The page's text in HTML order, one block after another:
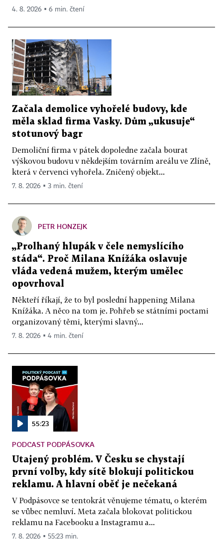
4. 8. 2026 ▪ 6 min. čtení
Začala demolice vyhořelé budovy, kde
měla sklad firma Vasky. Dům „ukusuje“
stotunový bagr
Demoliční firma v pátek dopoledne začala bourat
výškovou budovu v někdejším továrním areálu ve Zlíně,
která v červenci vyhořela. Zničený objekt...
7. 8. 2026 ▪ 3 min. čtení
PETR HONZEJK
„Prolhaný hlupák v čele nemyslícího
stáda“. Proč Milana Knížáka oslavuje
vláda vedená mužem, kterým umělec
opovrhoval
Někteří říkají, že to byl poslední happening Milana
Knížáka. A něco na tom je. Pohřeb se státními poctami
organizovaný těmi, kterými slavný...
7. 8. 2026 ▪ 4 min. čtení
55:23
PODCAST PODPÁSOVKA
Utajený problém. V Česku se chystají
první volby, kdy sítě blokují politickou
reklamu. A hlavní oběť je nečekaná
V Podpásovce se tentokrát věnujeme tématu, o kterém
se vůbec nemluví. Meta začala blokovat politickou
reklamu na Facebooku a Instagramu a...
7. 8. 2026 ▪ 55:23 min.